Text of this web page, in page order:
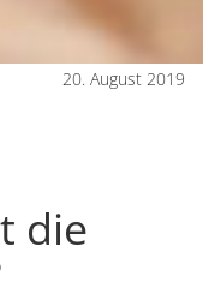
20. August 2019
die